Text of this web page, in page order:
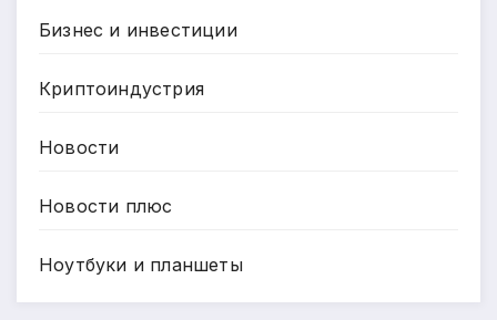
Бизнес и инвестиции
Криптоиндустрия
Новости
Новости плюс
Ноутбуки и планшеты